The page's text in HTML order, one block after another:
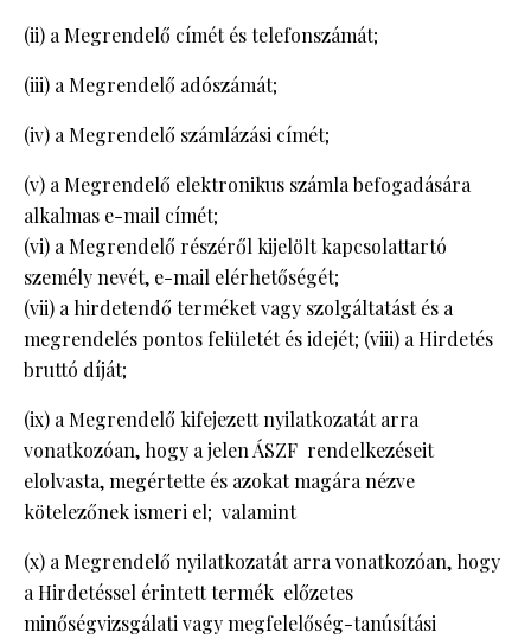
(ii) a Megrendelő címét és telefonszámát;
(iii) a Megrendelő adószámát;
(iv) a Megrendelő számlázási címét;
(v) a Megrendelő elektronikus számla befogadására
alkalmas e-mail címét;
(vi) a Megrendelő részéről kijelölt kapcsolattartó
személy nevét, e-mail elérhetőségét;
(vii) a hirdetendő terméket vagy szolgáltatást és a
megrendelés pontos felületét és idejét; (viii) a Hirdetés
bruttó díját;
(ix) a Megrendelő kifejezett nyilatkozatát arra
vonatkozóan, hogy a jelen ÁSZF rendelkezéseit
elolvasta, megértette és azokat magára nézve
kötelezőnek ismeri el; valamint
(x) a Megrendelő nyilatkozatát arra vonatkozóan, hogy
a Hirdetéssel érintett termék előzetes
minőségvizsgálati vagy megfelelőség-tanúsítási